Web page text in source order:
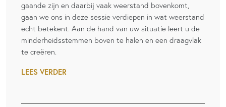
gaande zijn en daarbij vaak weerstand bovenkomt,
gaan we ons in deze sessie verdiepen in wat weerstand
echt betekent. Aan de hand van uw situatie leert u de
minderheidsstemmen boven te halen en een draagvlak
te creëren.
LEES VERDER